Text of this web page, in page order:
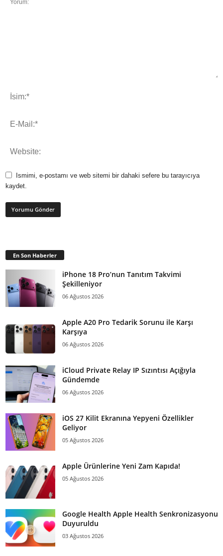
Ismimi, e-postamı ve web sitemi bir dahaki sefere bu tarayıcıya
kaydet.
En Son Haberler
iPhone 18 Pro’nun Tanıtım Takvimi
Şekilleniyor
06 Ağustos 2026
Apple A20 Pro Tedarik Sorunu ile Karşı
Karşıya
06 Ağustos 2026
iCloud Private Relay IP Sızıntısı Açığıyla
Gündemde
06 Ağustos 2026
iOS 27 Kilit Ekranına Yepyeni Özellikler
Geliyor
05 Ağustos 2026
Apple Ürünlerine Yeni Zam Kapıda!
05 Ağustos 2026
Google Health Apple Health Senkronizasyonu
Duyuruldu
03 Ağustos 2026